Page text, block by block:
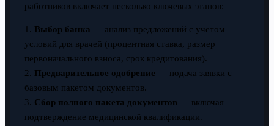
работников включает несколько ключевых этапов:
1. Выбор банка — анализ предложений с учетом
условий для врачей (процентная ставка, размер
первоначального взноса, срок кредитования).
2. Предварительное одобрение — подача заявки с
базовым пакетом документов.
3. Сбор полного пакета документов — включая
подтверждение медицинской квалификации.